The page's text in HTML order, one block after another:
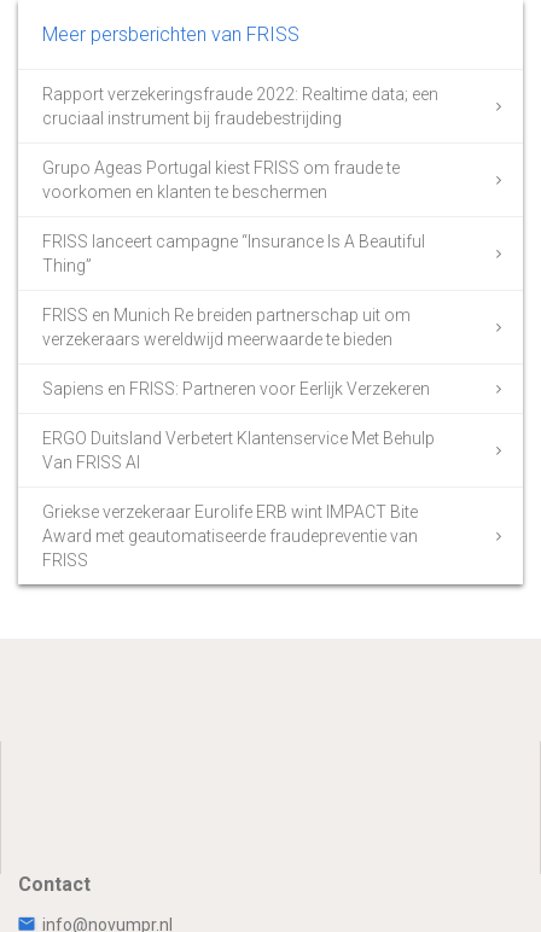
Meer persberichten van FRISS
Rapport verzekeringsfraude 2022: Realtime data; een
cruciaal instrument bij fraudebestrijding
Grupo Ageas Portugal kiest FRISS om fraude te
voorkomen en klanten te beschermen
FRISS lanceert campagne “Insurance Is A Beautiful
Thing”
FRISS en Munich Re breiden partnerschap uit om
verzekeraars wereldwijd meerwaarde te bieden
Sapiens en FRISS: Partneren voor Eerlijk Verzekeren
ERGO Duitsland Verbetert Klantenservice Met Behulp
Van FRISS AI
Griekse verzekeraar Eurolife ERB wint IMPACT Bite
Award met geautomatiseerde fraudepreventie van
FRISS
Contact
info@novumpr.nl